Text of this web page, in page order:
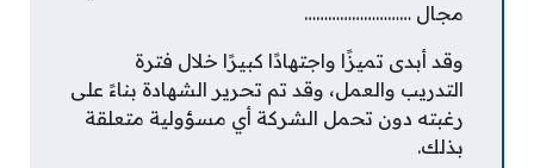
مجال ………………………
وقد أبدى تميزًا واجتهادًا كبيرًا خلال فترة
التدريب والعمل، وقد تم تحرير الشهادة بناءً على
رغبته دون تحمل الشركة أي مسؤولية متعلقة
بذلك.